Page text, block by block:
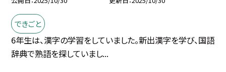
できごと
6年生は、漢字の学習をしていました。新出漢字を学び、国語
辞典で熟語を探していまし...